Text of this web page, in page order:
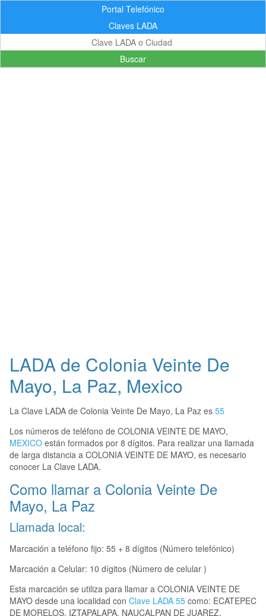
Portal Telefónico
Claves LADA
Buscar
LADA de Colonia Veinte De
Mayo, La Paz, Mexico
La Clave LADA de Colonia Veinte De Mayo, La Paz es 55
Los números de teléfono de COLONIA VEINTE DE MAYO,
MEXICO están formados por 8 dígitos. Para realizar una llamada
de larga distancia a COLONIA VEINTE DE MAYO, es necesario
conocer La Clave LADA.
Como llamar a Colonia Veinte De
Mayo, La Paz
Llamada local:
Marcación a teléfono fijo: 55 + 8 dígitos (Número telefónico)
Marcación a Celular: 10 dígitos (Número de celular )
Esta marcación se utiliza para llamar a COLONIA VEINTE DE
MAYO desde una localidad con Clave LADA 55 como: ECATEPEC
DE MORELOS, IZTAPALAPA, NAUCALPAN DE JUAREZ,